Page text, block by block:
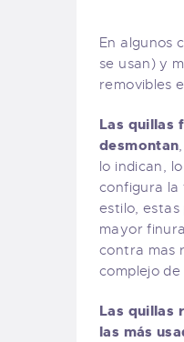
En algunos
se usan) y
removibles
Las quillas
desmontan
lo indican,
configura la
estilo,
mayor
contra mas
complejo
Las quillas
las más